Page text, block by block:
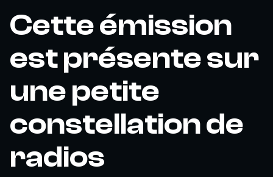
Cette émission
est présente sur
une petite
constellation de
radios